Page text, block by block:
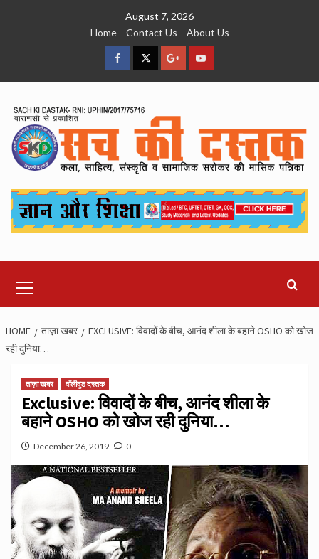
August 7, 2026
Home
Contact Us About Us
facebookTwitterGoogleYouTube
Menu
HOME ताज़ा खबर
EXCLUSIVE: विवादों के बीच, आनंद शीला के बहाने OSHO को खोज
रही दुनिया…
ताज़ा खबर वॉलीवुड दस्तक
Exclusive: विवादों के बीच, आनंद शीला के
बहाने OSHO को खोज रही दुनिया…
December 26, 2019 0